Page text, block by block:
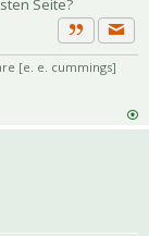
Seite?
Zitat
[e. e. cummings]